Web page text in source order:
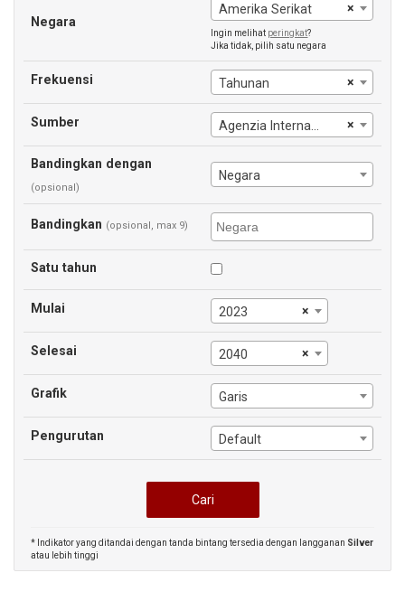
Negara
×
Amerika Serikat
Ingin melihat peringkat?
Jika tidak, pilih satu negara
Frekuensi ×
Tahunan
Sumber ×
Agenzia Internasional Energi
Bandingkan dengan
(opsional)
Negara
Bandingkan (opsional, max 9)
Satu tahun
Mulai ×
2023
Selesai ×
2040
Grafik Garis
Pengurutan Default
* Indikator yang ditandai dengan tanda bintang tersedia dengan langganan Silver
atau lebih tinggi